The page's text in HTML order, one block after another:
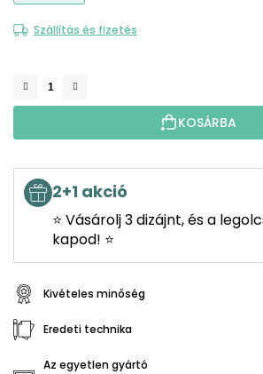
Szállítás és fizetés
KOSÁRBA
2+1 akció
⭐ Vásárolj 3 dizájnt, és a
kapod! ⭐
Kivételes minőség
Eredeti technika
Az egyetlen gyártó